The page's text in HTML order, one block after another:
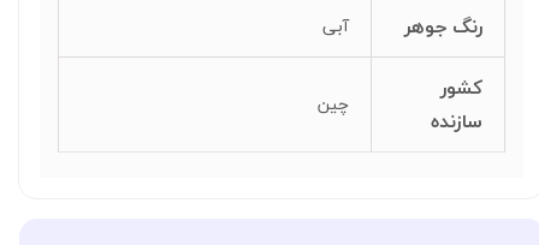
رنگ جوهر آبی
کشور
سازنده
چین